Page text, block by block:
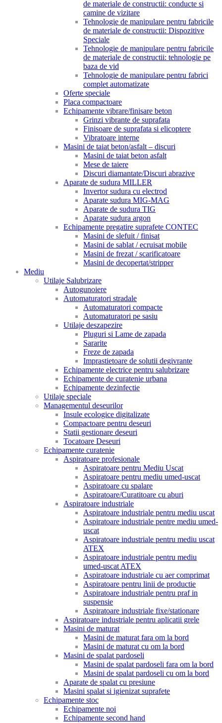
de materiale de constructii: conducte si
camine de vizitare
Tehnologie de manipulare pentru fabricile
de materiale de constructii: Dispozitive
Speciale
Tehnologie de manipulare pentru fabricile
de materiale de constructii: tehnologie pe
baza de vid
Tehnologie de manipulare pentru fabrici
complet automatizate
Oferte speciale
Placa compactoare
Echipamente vibrare/finisare beton
Grinzi vibrante de suprafata
Finisoare de suprafata si elicoptere
Vibratoare interne
Masini de taiat beton/asfalt – discuri
Masini de taiat beton asfalt
Mese de taiere
Discuri diamantate/Discuri abrazive
Aparate de sudura MILLER
Invertor sudura cu electrod
Aparate sudura MIG-MAG
Aparate de sudura TIG
Aparate sudura argon
Echipamente pregatire suprafete CONTEC
Masini de slefuit / finisat
Masini de sablat / ecruisat mobile
Masini de frezat / scarificatoare
Masini de decopertat/stripper
Mediu
Utilaje Salubrizare
Autogunoiere
Automaturatori stradale
Automaturatori compacte
Automaturatori pe sasiu
Utilaje deszapezire
Pluguri si Lame de zapada
Sararite
Freze de zapada
Imprastietoare de solutii degivrante
Echipamente electrice pentru salubrizare
Echipamente de curatenie urbana
Echipamente dezinfectie
Utilaje speciale
Managementul deseurilor
Insule ecologice digitalizate
Compactoare pentru deseuri
Statii gestionare deseuri
Tocatoare Deseuri
Echipamente curatenie
Aspiratoare profesionale
Aspiratoare pentru Mediu Uscat
Aspiratoare pentru mediu umed-uscat
Aspiratoare cu spalare
Aspiratoare/Curatitoare cu aburi
Aspiratoare industriale
Aspiratoare industriale pentru mediu uscat
Aspiratoare industriale pentre mediu umed-
uscat
Aspiratoare industriale pentru mediu uscat
ATEX
Aspiratoare industriale pentru mediu
umed-uscat ATEX
Aspiratoare industriale cu aer comprimat
Aspiratoare pentru linii de productie
Aspiratoare industriale pentru praf in
suspensie
Aspiratoare industriale fixe/stationare
Aspiratoare industriale pentru aplicatii grele
Masini de maturat
Masini de maturat fara om la bord
Masini de maturat cu om la bord
Masini de spalat pardoseli
Masini de spalat pardoseli fara om la bord
Masini de spalat pardoseli cu om la bord
Aparate de spalat cu presiune
Masini spalat si igienizat suprafete
Echipamente stoc
Echipamente noi
Echipamente second hand